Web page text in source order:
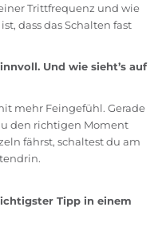
Trittfrequenz und wie
dass das Schalten fast
Und wie sieht’s auf
mehr Feingefühl. Gerade
den richtigen Moment
fährst, schaltest du am
Tipp in einem